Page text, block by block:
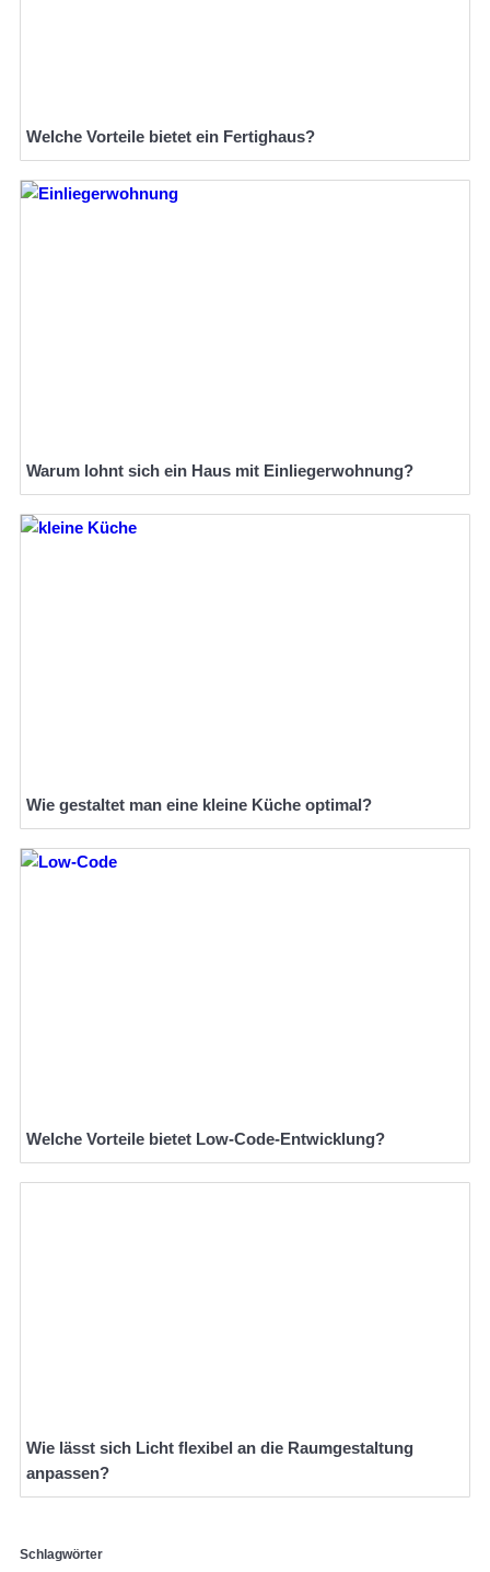
Welche Vorteile bietet ein Fertighaus?
Warum lohnt sich ein Haus mit Einliegerwohnung?
Wie gestaltet man eine kleine Küche optimal?
Welche Vorteile bietet Low-Code-Entwicklung?
Wie lässt sich Licht flexibel an die Raumgestaltung
anpassen?
Schlagwörter